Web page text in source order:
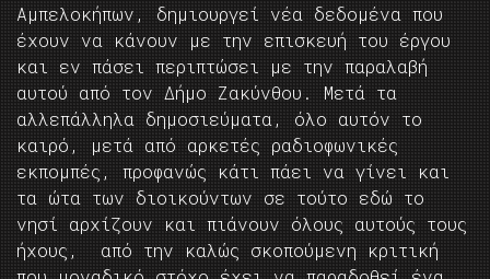
Αμπελοκήπων, δημιουργεί νέα δεδομένα που
έχουν να κάνουν με την επισκευή του έργου
και εν πάσει περιπτώσει με την παραλαβή
αυτού από τον Δήμο Ζακύνθου. Μετά τα
αλλεπάλληλα δημοσιεύματα, όλο αυτόν το
καιρό, μετά από αρκετές ραδιοφωνικές
εκπομπές, προφανώς κάτι πάει να γίνει και
τα ώτα των διοικούντων σε τούτο εδώ το
νησί αρχίζουν και πιάνουν όλους αυτούς τους
ήχους, από την καλώς σκοπούμενη κριτική